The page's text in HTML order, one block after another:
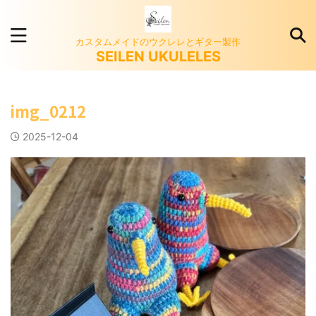
カスタムメイドのウクレレとギター製作
SEILEN UKULELES
img_0212
2025-12-04